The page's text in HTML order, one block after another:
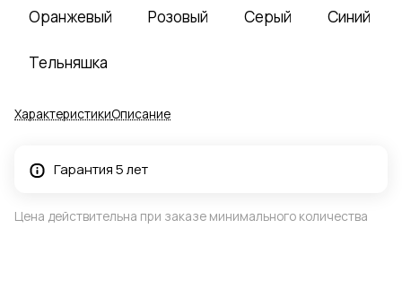
Оранжевый Розовый Серый Синий
Тельняшка
ХарактеристикиОписание
Гарантия 5 лет
Цена действительна при заказе минимального количества